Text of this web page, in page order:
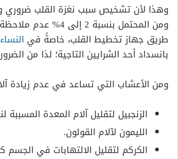
وهذا لأن تشخيص سبب نغزة القلب ضروري
ومن المحتمل بنسبة 2 إلى
طريق جهاز تخطيط القلب، خاصةً في النساء
بانسداد أحد الشرايين التاجية؛ لذا من
ومن الأعشاب التي تساعد في عدم زيادة
الزنجبيل لتقليل آلام المعدة المسببة
الليمون لآلام القولون.
الكركم لتقليل الالتهابات في الجسم